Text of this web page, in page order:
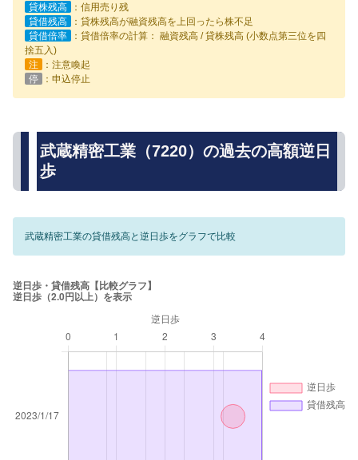
貸株残高
：信用売り残
貸借残高
：貸株残高が融資残高を上回ったら株不足
貸借倍率
：貸借倍率の計算： 融資残高 / 貸株残高 (小数点第三位を四
捨五入)
注
：注意喚起
停
：申込停止
武蔵精密工業（7220）の過去の高額逆日
歩
武蔵精密工業の貸借残高と逆日歩をグラフで比較